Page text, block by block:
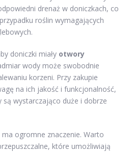
drenaż w doniczkach, co
roślin wymagających
doniczki miały otwory
wody może swobodnie
korzeni. Przy zakupie
na ich jakość i funkcjonalność,
wystarczająco duże i dobrze
ma ogromne znaczenie. Warto
które umożliwiają